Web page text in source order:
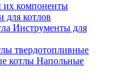
их компоненты
для котлов
Инструменты для
твердотопливные
Напольные